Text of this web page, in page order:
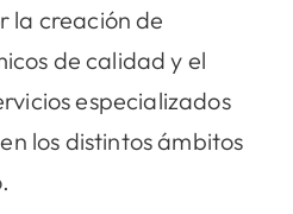
la creación de
de calidad y el
especializados
los distintos ámbitos